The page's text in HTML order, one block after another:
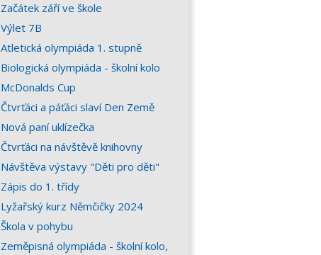
Začátek září ve škole
Výlet 7B
Atletická olympiáda 1. stupně
Biologická olympiáda - školní kolo
McDonalds Cup
Čtvrťáci a páťáci slaví Den Země
Nová paní uklízečka
Čtvrťáci na návštěvě knihovny
Návštěva výstavy "Děti pro děti"
Zápis do 1. třídy
Lyžařský kurz Němčičky 2024
Škola v pohybu
Zeměpisná olympiáda - školní kolo,